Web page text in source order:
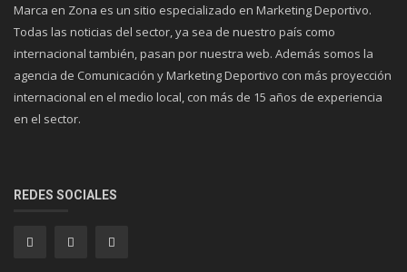
Marca en Zona es un sitio especializado en Marketing Deportivo.
Todas las noticias del sector, ya sea de nuestro país como
internacional también, pasan por nuestra web. Además somos la
agencia de Comunicación y Marketing Deportivo con más proyección
internacional en el medio local, con más de 15 años de experiencia
en el sector.
REDES SOCIALES